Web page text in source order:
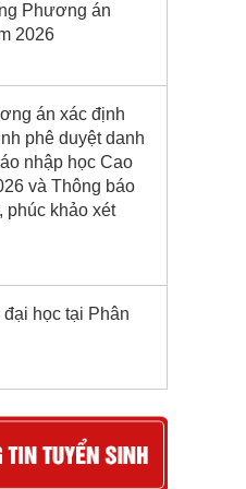
Phương án
2026
án xác định
phê duyệt danh
nhập học Cao
và Thông báo
phúc khảo xét
học tại Phân